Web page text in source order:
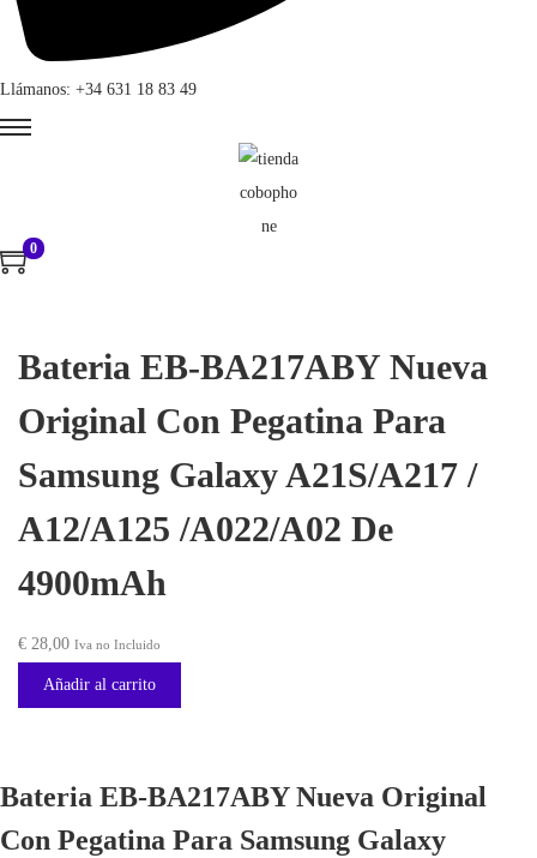
Llámanos: +34 631 18 83 49
0
Bateria EB-BA217ABY Nueva
Original Con Pegatina Para
Samsung Galaxy A21S/A217 /
A12/A125 /A022/A02 De
4900mAh
€ 28,00 Iva no Incluido
Añadir al carrito
Bateria EB-BA217ABY Nueva Original
Con Pegatina Para Samsung Galaxy